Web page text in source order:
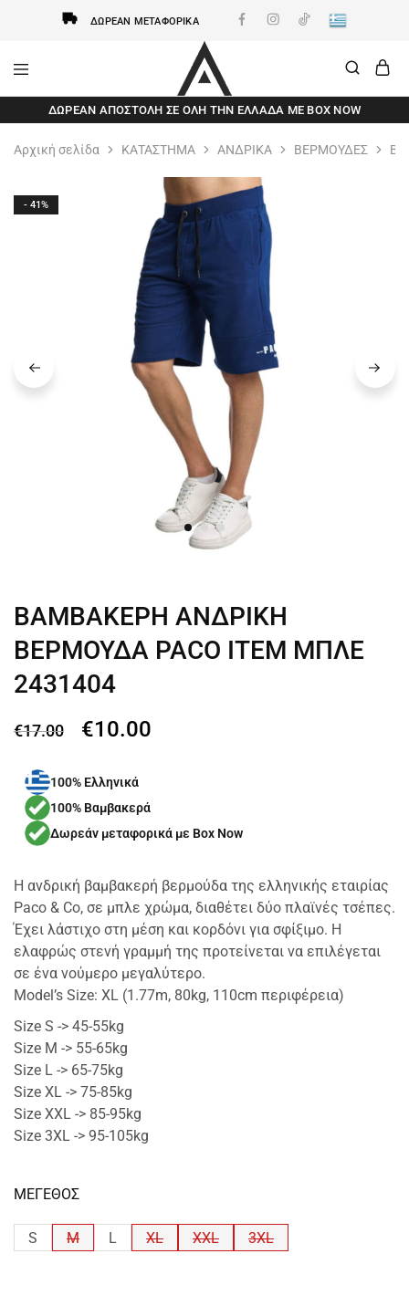
ΔΩΡΕΆΝ ΜΕΤΑΦΟΡΙΚΆ
AxidWear
Παιδικά
,
,
Ανδρικά
Axidwear
ΔΩΡΕΆΝ ΑΠΟΣΤΟΛΗ ΣΕ ΌΛΗ ΤΗΝ ΕΛΛΆΔΑ ΜΕ BOX NOW
Αρχική σελίδα ΚΑΤΑΣΤΗΜΑ ΑΝΔΡΙΚΑ ΒΕΡΜΟΥΔΕΣ
- 41%
ΒΑΜΒΑΚΕΡΗ ΑΝΔΡΙΚΗ
ΒΕΡΜΟΥΔΑ PACO ITEM ΜΠΛΕ
2431404
€17.00 €10.00
100% Ελληνικά
100% Βαμβακερά
Δωρεάν μεταφορικά με Box Now
Η ανδρική βαμβακερή βερμούδα της ελληνικής εταιρίας
Paco & Co, σε μπλε χρώμα, διαθέτει δύο πλαϊνές τσέπες.
Έχει λάστιχο στη μέση και κορδόνι για σφίξιμο. Η
ελαφρώς στενή γραμμή της προτείνεται να επιλέγεται
σε ένα νούμερο μεγαλύτερο.
Model’s Size: XL (1.77m, 80kg, 110cm περιφέρεια)
Size S -> 45-55kg
Size M -> 55-65kg
Size L -> 65-75kg
Size XL -> 75-85kg
Size XXL -> 85-95kg
Size 3XL -> 95-105kg
ΜΕΓΕΘΟΣ
S M L XL XXL 3XL